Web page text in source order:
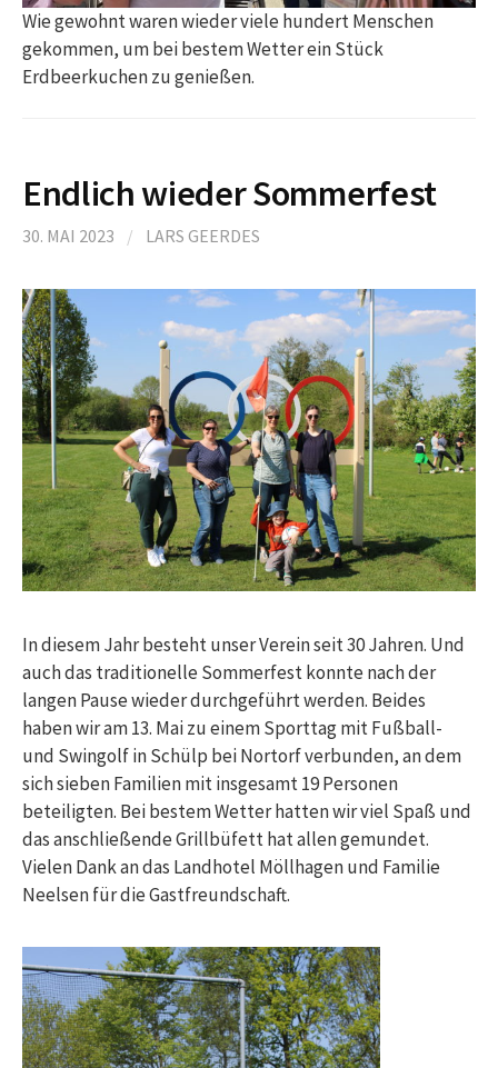
Wie gewohnt waren wieder viele hundert Menschen
gekommen, um bei bestem Wetter ein Stück
Erdbeerkuchen zu genießen.
Endlich wieder Sommerfest
30. MAI 2023 / LARS GEERDES
In diesem Jahr besteht unser Verein seit 30 Jahren. Und
auch das traditionelle Sommerfest konnte nach der
langen Pause wieder durchgeführt werden. Beides
haben wir am 13. Mai zu einem Sporttag mit Fußball-
und Swingolf in Schülp bei Nortorf verbunden, an dem
sich sieben Familien mit insgesamt 19 Personen
beteiligten. Bei bestem Wetter hatten wir viel Spaß und
das anschließende Grillbüfett hat allen gemundet.
Vielen Dank an das Landhotel Möllhagen und Familie
Neelsen für die Gastfreundschaft.